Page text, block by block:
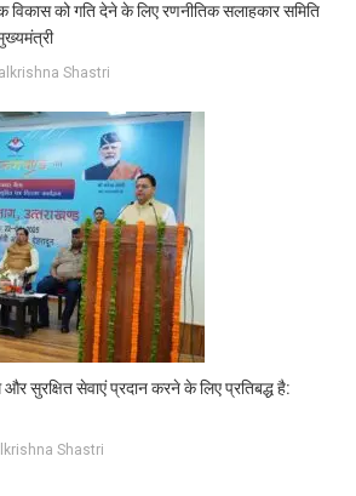
विकास को गति देने के लिए रणनीतिक सलाहकार समिति
Shastri
सुरक्षित सेवाएं प्रदान करने के लिए प्रतिबद्ध है:
Shastri